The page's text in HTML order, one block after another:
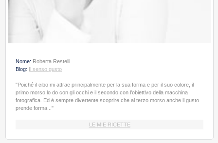
Nome: Roberta Restelli
Blog:
Il senso gusto
"Poiché il cibo mi attrae principalmente per la sua forma e per il suo colore, il
primo morso lo do con gli occhi e il secondo con l’obiettivo della macchina
fotografica. Ed è sempre divertente scoprire che al terzo morso anche il gusto
prende forma..."
LE MIE RICETTE